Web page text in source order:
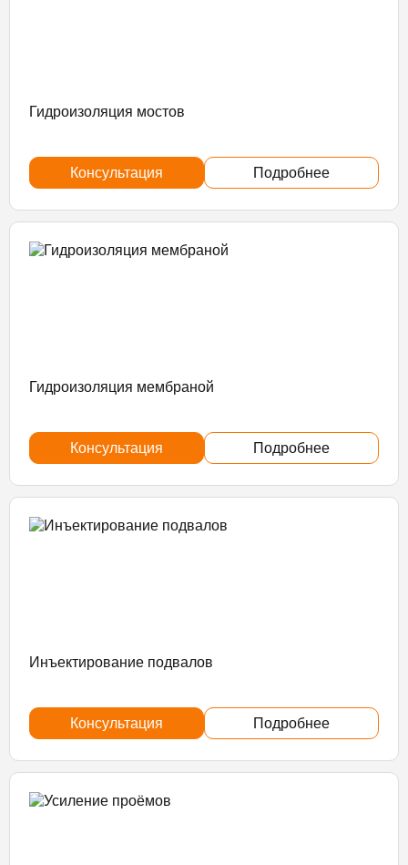
Гидроизоляция мостов
Консультация Подробнее
Гидроизоляция мембраной
Консультация Подробнее
Инъектирование подвалов
Консультация Подробнее